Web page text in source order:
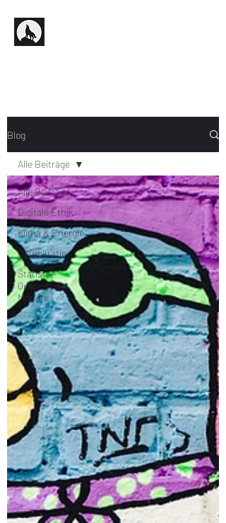
Blog
Alle Beiträge
Digitale Ethik
Klima & Energie
Demokratie
Statistik-
Quatsch des
Monats
Alle Beiträge